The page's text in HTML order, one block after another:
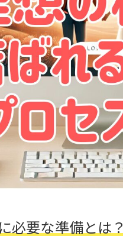
必要な準備とは？